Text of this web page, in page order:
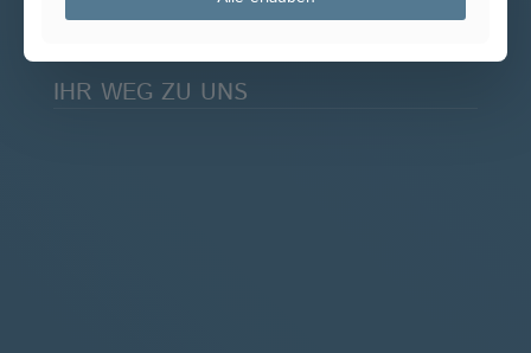
IHR WEG ZU UNS